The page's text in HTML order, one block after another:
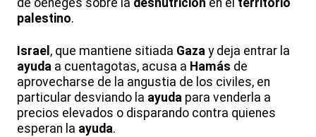
de oenegés sobre la desnutrición en el territorio
palestino.
Israel , que mantiene sitiada Gaza y deja entrar la
ayuda a cuentagotas, acusa a Hamás de
aprovecharse de la angustia de los civiles, en
particular desviando la ayuda para venderla a
precios elevados o disparando contra quienes
esperan la ayuda.